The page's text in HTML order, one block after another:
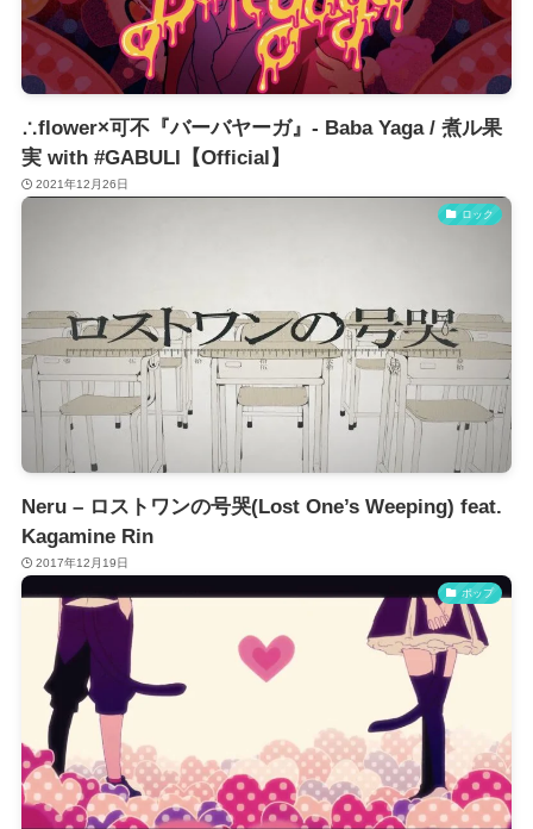
∴flower×可不『バーバヤーガ』- Baba Yaga / 煮ル果
実 with #GABULI【Official】
2021年12月26日
ロック
Neru – ロストワンの号哭(Lost One’s Weeping) feat.
Kagamine Rin
2017年12月19日
ポップ